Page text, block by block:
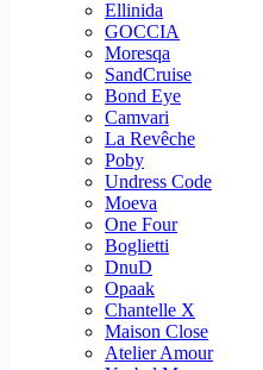
Ellinida
GOCCIA
Moresqa
SandCruise
Bond Eye
Camvari
La Revêche
Poby
Undress Code
Moeva
One Four
Boglietti
DnuD
Opaak
Chantelle X
Maison Close
Atelier Amour